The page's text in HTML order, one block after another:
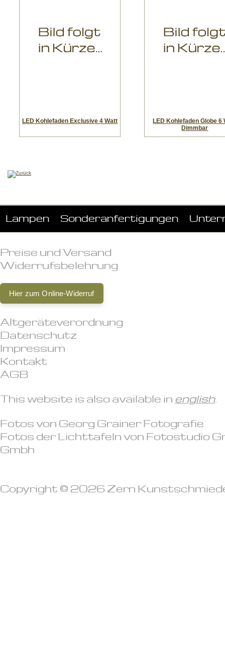
LED Kohlefaden Exclusive 4 Watt
LED Kohlefaden Globe 6
Dimmbar
Lampen Sonderanfertigungen
Preise und Versand
Widerrufsbelehrung
Hier zum Online-Widerruf
Altgeräteverordnung
Datenschutz
Impressum
Kontakt
AGB
This website is also available in english.
Fotos von Georg Grainer Fotografie
Fotos der Lichttafeln von Fotostudio
Gmbh
Copyright © 2026 Zern